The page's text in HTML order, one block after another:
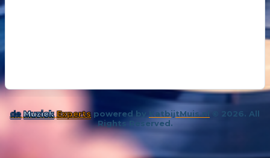
de Muziek Experts powered by KatbijtMuis.nl
© 2026. All
Rights Reserved.